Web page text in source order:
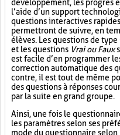
développement, les progrès
l’aide d’un support
questions interactives
permettront de suivre, en
élèves. Les questions de
et les questions Vrai ou Faux
est facile d’en programmer
correction automatique des
contre, il est tout de même
des questions à réponses
par la suite en grand groupe.
Ainsi, une fois le
les paramètres selon ses
mode du questionnaire